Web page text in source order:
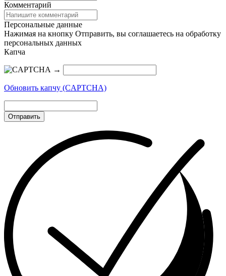
Комментарий
Персональные данные
Нажимая на кнопку Отправить, вы соглашаетесь на обработку
персональных данных
Капча
→
Обновить капчу (CAPTCHA)
Отправить